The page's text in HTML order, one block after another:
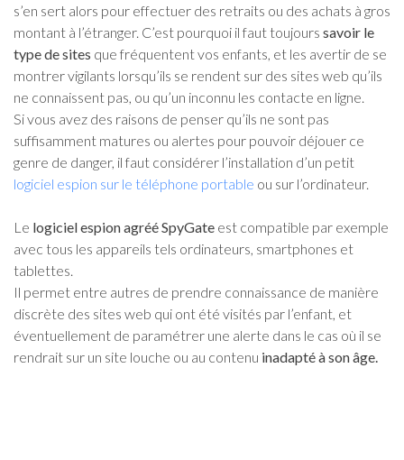
s’en sert alors pour effectuer des retraits ou des achats à gros
montant à l’étranger. C’est pourquoi il faut toujours savoir le
type de sites que fréquentent vos enfants, et les avertir de se
montrer vigilants lorsqu’ils se rendent sur des sites web qu’ils
ne connaissent pas, ou qu’un inconnu les contacte en ligne.
Si vous avez des raisons de penser qu’ils ne sont pas
suffisamment matures ou alertes pour pouvoir déjouer ce
genre de danger, il faut considérer l’installation d’un petit
logiciel espion sur le téléphone portable ou sur l’ordinateur.
Le logiciel espion agréé SpyGate est compatible par exemple
avec tous les appareils tels ordinateurs, smartphones et
tablettes.
Il permet entre autres de prendre connaissance de manière
discrète des sites web qui ont été visités par l’enfant, et
éventuellement de paramétrer une alerte dans le cas où il se
rendrait sur un site louche ou au contenu inadapté à son âge.